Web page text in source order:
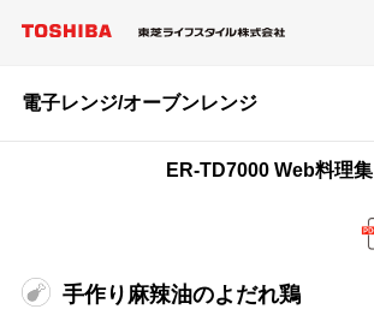
電子レンジ/オーブンレンジ
ER-TD7000 Web料理集
手作り麻辣油のよだれ鶏